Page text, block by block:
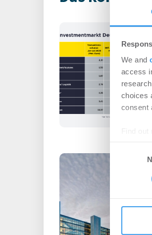
We and
access
choices
consent
We
other